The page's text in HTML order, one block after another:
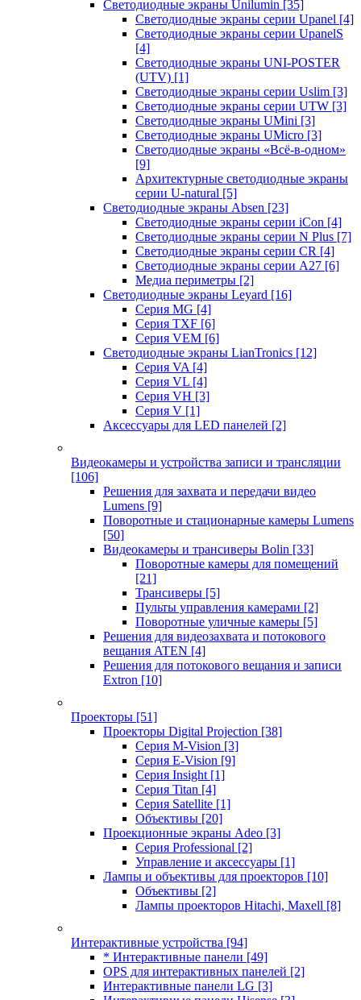
Светодиодные экраны Unilumin [35]
Светодиодные экраны серии Upanel [4]
Светодиодные экраны серии UpanelS
[4]
Светодиодные экраны UNI-POSTER
(UTV) [1]
Светодиодные экраны серии Uslim [3]
Светодиодные экраны серии UTW [3]
Светодиодные экраны UMini [3]
Светодиодные экраны UMicro [3]
Светодиодные экраны «Всё-в-одном»
[9]
Архитектурные светодиодные экраны
серии U-natural [5]
Светодиодные экраны Absen [23]
Светодиодные экраны серии iCon [4]
Светодиодные экраны серии N Plus [7]
Светодиодные экраны серии CR [4]
Светодиодные экраны серии А27 [6]
Медиа периметры [2]
Светодиодные экраны Leyard [16]
Серия MG [4]
Серия TXF [6]
Серия VEM [6]
Светодиодные экраны LianTronics [12]
Серия VA [4]
Серия VL [4]
Серия VH [3]
Серия V [1]
Аксессуары для LED панелей [2]
Видеокамеры и устройства записи и трансляции
[106]
Решения для захвата и передачи видео
Lumens [9]
Поворотные и стационарные камеры Lumens
[50]
Видеокамеры и трансиверы Bolin [33]
Поворотные камеры для помещений
[21]
Трансиверы [5]
Пульты управления камерами [2]
Поворотные уличные камеры [5]
Решения для видеозахвата и потокового
вещания ATEN [4]
Решения для потокового вещания и записи
Extron [10]
Проекторы [51]
Проекторы Digital Projection [38]
Серия M-Vision [3]
Серия E-Vision [9]
Серия Insight [1]
Серия Titan [4]
Серия Satellite [1]
Объективы [20]
Проекционные экраны Adeo [3]
Серия Professional [2]
Управление и аксессуары [1]
Лампы и объективы для проекторов [10]
Объективы [2]
Лампы проекторов Hitachi, Maxell [8]
Интерактивные устройства [94]
* Интерактивные панели [49]
OPS для интерактивных панелей [2]
Интерактивные панели LG [3]